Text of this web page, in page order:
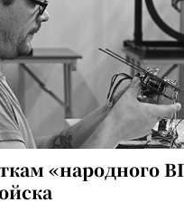
«народного